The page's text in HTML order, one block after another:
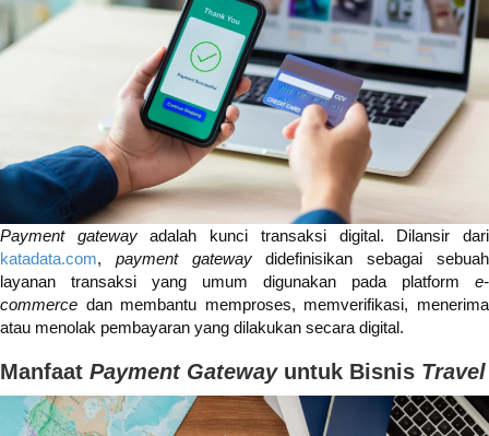
Payment gatewayadalah kunci transaksi digital. Dilansir dari
katadata.com, payment gatewaydidefinisikan sebagai sebuah
layanan transaksi yang umum digunakan pada platform e-
commerce dan membantu memproses, memverifikasi, menerima
atau menolak pembayaran yang dilakukan secara digital.
Manfaat Payment Gatewayuntuk Bisnis Travel